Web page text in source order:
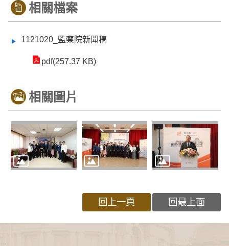
相關檔案
1121020_監察院新聞稿
pdf(257.37 KB)
相關圖片
回上一頁 回最上面